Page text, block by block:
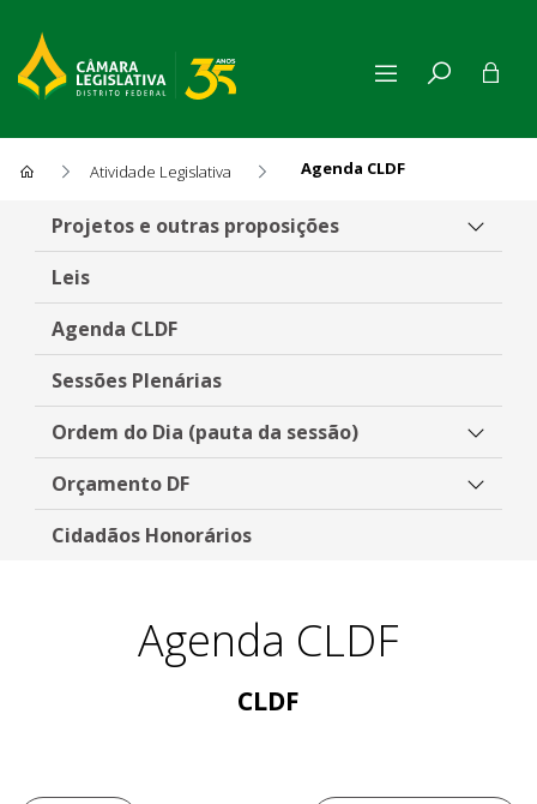
Atividade Legislativa Agenda CLDF
Agenda CLDF
Projetos e outras proposições
Leis
Agenda CLDF
Sessões Plenárias
Ordem do Dia (pauta da sessão)
Orçamento DF
Cidadãos Honorários
Agenda CLDF
CLDF